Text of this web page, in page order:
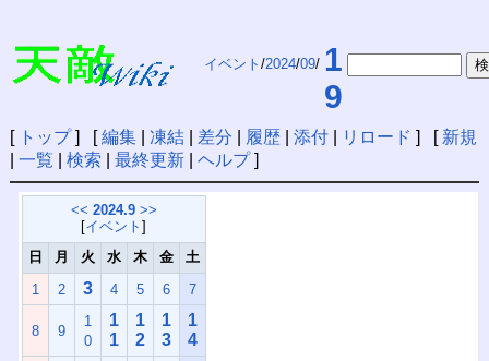
イベント /2024/09/ 1
9
[ トップ] [編集| 凍結| 差分 履歴| 添付| リロード ] [ 新規
一覧 検索 最終更新| ヘルプ]
<< 2024.9 >>
[イベント]
日
月 火 水 木 金
土
1
2 3 4 5 6 7
8 9
1
0
1
1
1
2
1
3
1
4